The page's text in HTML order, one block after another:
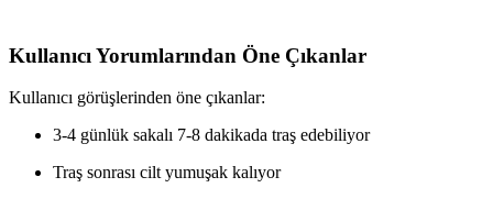
Kullanıcı Yorumlarından Öne Çıkanlar
Kullanıcı görüşlerinden öne çıkanlar:
3-4 günlük sakalı 7-8 dakikada traş edebiliyor
Traş sonrası cilt yumuşak kalıyor